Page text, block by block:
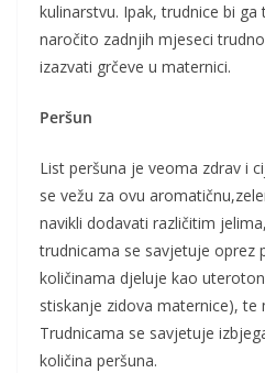
kulinarstvu. Ipak, trudnice bi ga
naročito zadnjih mjeseci
izazvati grčeve u maternici.
Peršun
List peršuna je veoma zdrav i
se vežu za ovu
navikli dodavati različitim
trudnicama se savjetuje oprez
količinama djeluje kao
stiskanje zidova maternice), te
Trudnicama se savjetuje
količina peršuna.